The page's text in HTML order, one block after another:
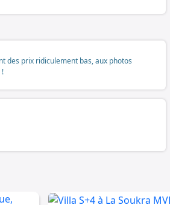
des prix ridiculement bas, aux photos
!